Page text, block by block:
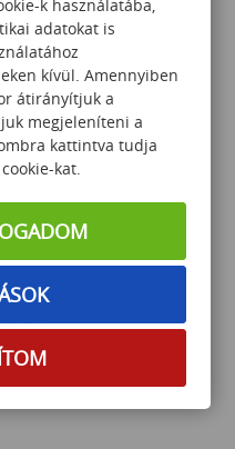
és
7
k használatába,
adatokat is
kívül. Amennyiben
átirányítjuk a
megjeleníteni a
kattintva tudja
kat.